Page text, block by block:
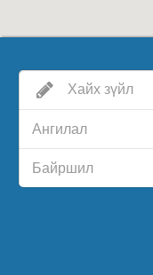
Ангилал
Байршил